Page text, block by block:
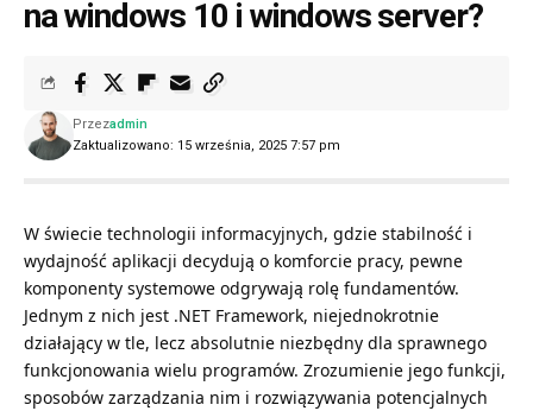
na windows 10 i windows server?
Zaktualizowano: 15 września, 2025 7:57 pm
Przezadmin
W świecie technologii informacyjnych, gdzie stabilność i
wydajność aplikacji decydują o komforcie pracy, pewne
komponenty systemowe odgrywają rolę fundamentów.
Jednym z nich jest .NET Framework, niejednokrotnie
działający w tle, lecz absolutnie niezbędny dla sprawnego
funkcjonowania wielu programów. Zrozumienie jego funkcji,
sposobów zarządzania nim i rozwiązywania potencjalnych